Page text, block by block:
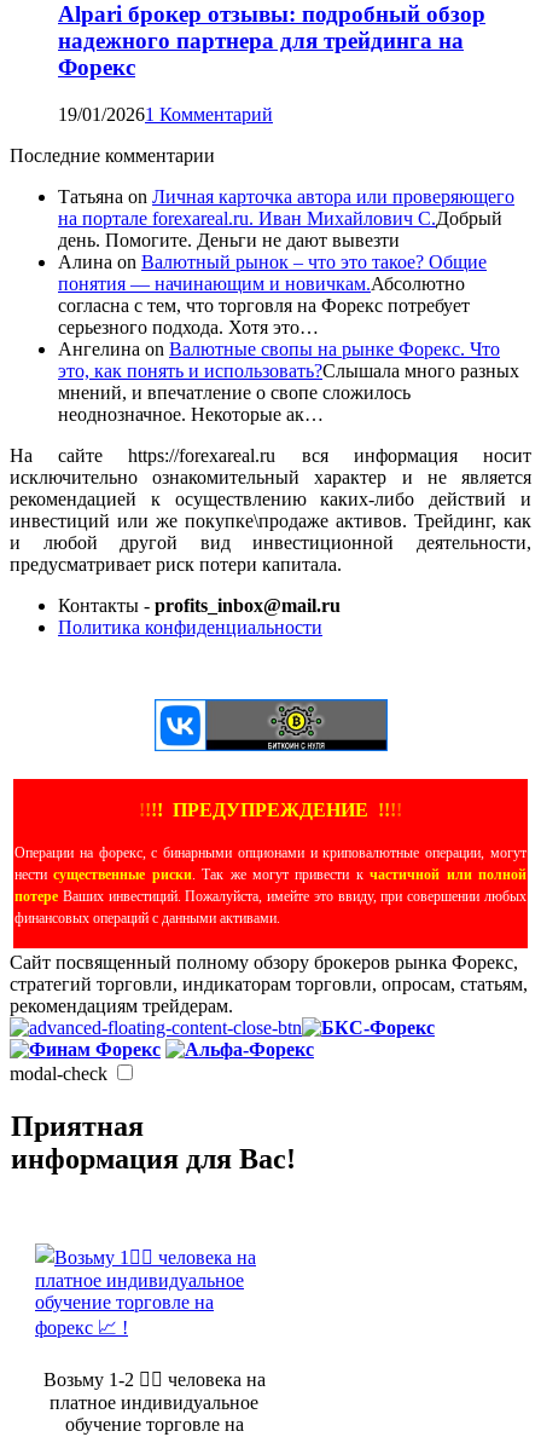
Alpari брокер отзывы: подробный обзор
надежного партнера для трейдинга на
Форекс
19/01/20261 Комментарий
Последние комментарии
Татьяна on Личная карточка автора или проверяющего
на портале forexareal.ru. Иван Михайлович С.Добрый
день. Помогите. Деньги не дают вывезти
Алина on Валютный рынок – что это такое? Общие
понятия — начинающим и новичкам.Абсолютно
согласна с тем, что торговля на Форекс потребует
серьезного подхода. Хотя это…
Ангелина on Валютные свопы на рынке Форекс. Что
это, как понять и использовать?Слышала много разных
мнений, и впечатление о свопе сложилось
неоднозначное. Некоторые ак…
На сайте https://forexareal.ru вся информация носит
исключительно ознакомительный характер и не является
рекомендацией к осуществлению каких-либо действий и
инвестиций или же покупке\продаже активов. Трейдинг, как
и любой другой вид инвестиционной деятельности,
предусматривает риск потери капитала.
Контакты - profits_inbox@mail.ru
Политика конфиденциальности
!!!! ПРЕДУПРЕЖДЕНИЕ !!!!
Операции на форекс, с бинарными опционами и криповалютные операции, могут
нестисущественные риски. Так же могут привести кчастичной или полной
потере Ваших инвестиций. Пожалуйста, имейте это ввиду, при совершении любых
финансовых операций с данными активами.
Сайт посвященный полному обзору брокеров рынка Форекс,
стратегий торговли, индикаторам торговли, опросам, статьям,
рекомендациям трейдерам.
modal-check
Приятная
информация для Вас!
Возьму 1-2 🤵‍♂️ человека на
платное индивидуальное
обучение торговле на